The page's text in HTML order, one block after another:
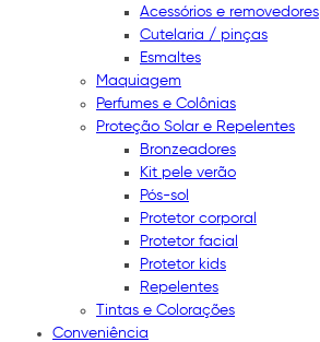
Acessórios e removedores
Cutelaria / pinças
Esmaltes
Maquiagem
Perfumes e Colônias
Proteção Solar e Repelentes
Bronzeadores
Kit pele verão
Pós-sol
Protetor corporal
Protetor facial
Protetor kids
Repelentes
Tintas e Colorações
Conveniência